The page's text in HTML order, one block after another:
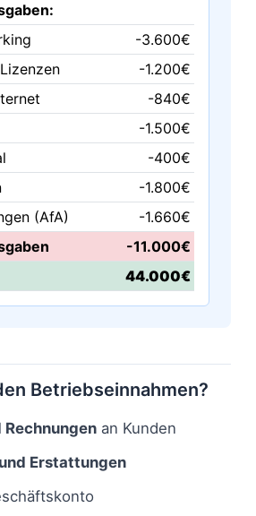
-3.600€
-1.200€
-840€
-1.500€
-400€
-1.800€
(AfA)
-1.660€
-11.000€
44.000€
Betriebseinnahmen?
Rechnungen an Kunden
Erstattungen